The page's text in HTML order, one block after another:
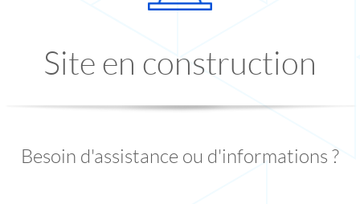
Site en construction
Besoin d'assistance ou d'informations ?